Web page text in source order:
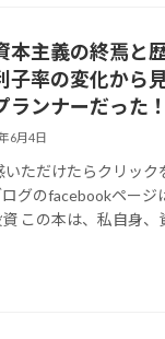
本主義の終焉と
子率の変化から
ランナーだった！
6月4日
いただけたらクリッ
ログのfacebookペー
この本は、私自身